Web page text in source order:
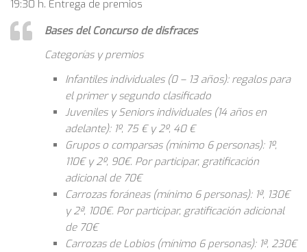
19:30 h. Entrega de premios
Bases del Concurso de disfraces
Categorías y premios
Infantiles individuales (0 – 13 años): regalos para
el primer y segundo clasificado
Juveniles y Seniors individuales (14 años en
adelante): 1º, 75 € y 2º, 40 €
Grupos o comparsas (mínimo 6 personas): 1º,
110€ y 2º, 90€. Por participar, gratificación
adicional de 70€
Carrozas foráneas (mínimo 6 personas): 1ª, 130€
y 2ª, 100€. Por participar, gratificación adicional
de 70€
Carrozas de Lobios (mínimo 6 personas): 1ª, 230€